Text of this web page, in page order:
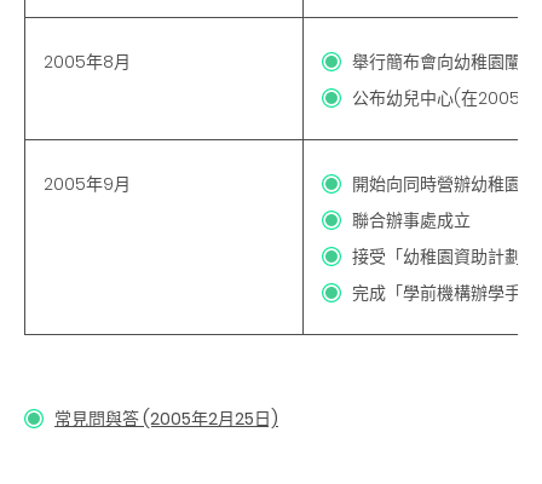
2005年8月
舉行簡布會向幼稚園闡
公布幼兒中心(在2005年
2005年9月
開始向同時營辦幼稚園
聯合辦事處成立
接受「幼稚園資助計劃
完成「學前機構辦學手
常見問與答 (2005年2月25日)